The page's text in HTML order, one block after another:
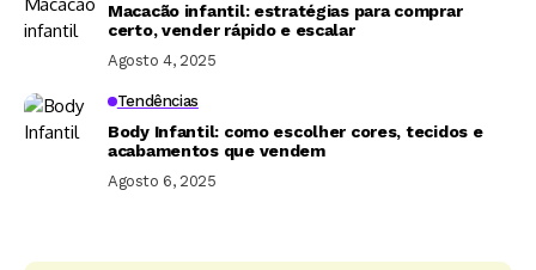
Macacão infantil: estratégias para comprar
certo, vender rápido e escalar
Agosto 4, 2025
Tendências
Body Infantil: como escolher cores, tecidos e
acabamentos que vendem
Agosto 6, 2025